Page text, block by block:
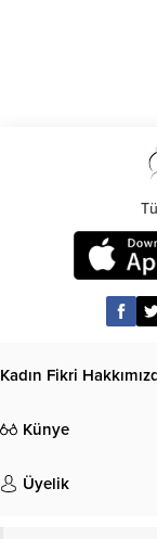
Kadın Fikri
Künye
Üyelik